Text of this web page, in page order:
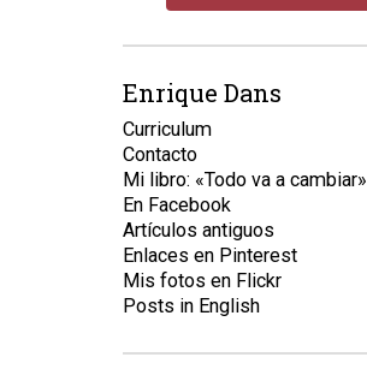
Enrique Dans
Curriculum
Contacto
Mi libro: «Todo va a cambiar»
En Facebook
Artículos antiguos
Enlaces en Pinterest
Mis fotos en Flickr
Posts in English